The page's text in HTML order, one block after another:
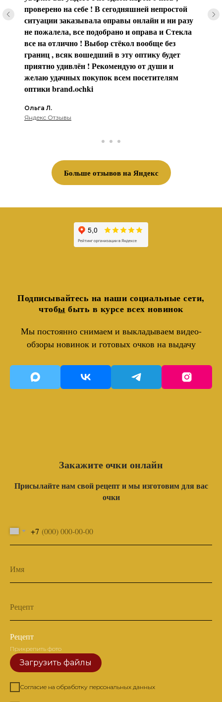
проверено на себе ! В сегодняшней непростой
ситуации заказывала оправы онлайн и ни разу
не пожалела, все подобрано и оправа и Стекла
все на отлично ! Выбор стёкол вообще без
границ , всяк вошедший в эту оптику будет
приятно удивлён ! Рекомендую от души и
желаю удачных покупок всем посетителям
оптики brаnd.ochki
Ольга Л.
Яндекс Отзывы
Больше отзывов на Яндекс
Подписывайтесь на наши социальные сети,
чтобы быть в курсе всех новинок
Мы постоянно снимаем и выкладываем видео-
обзоры новинок и готовых очков на выдачу
Закажите очки онлайн
Присылайте нам свой рецепт и мы изготовим для вас
очки
+7
Имя
Рецепт
Рецепт
Прикрепить фото
Загрузить файлы
Согласие на обработку персональных данных